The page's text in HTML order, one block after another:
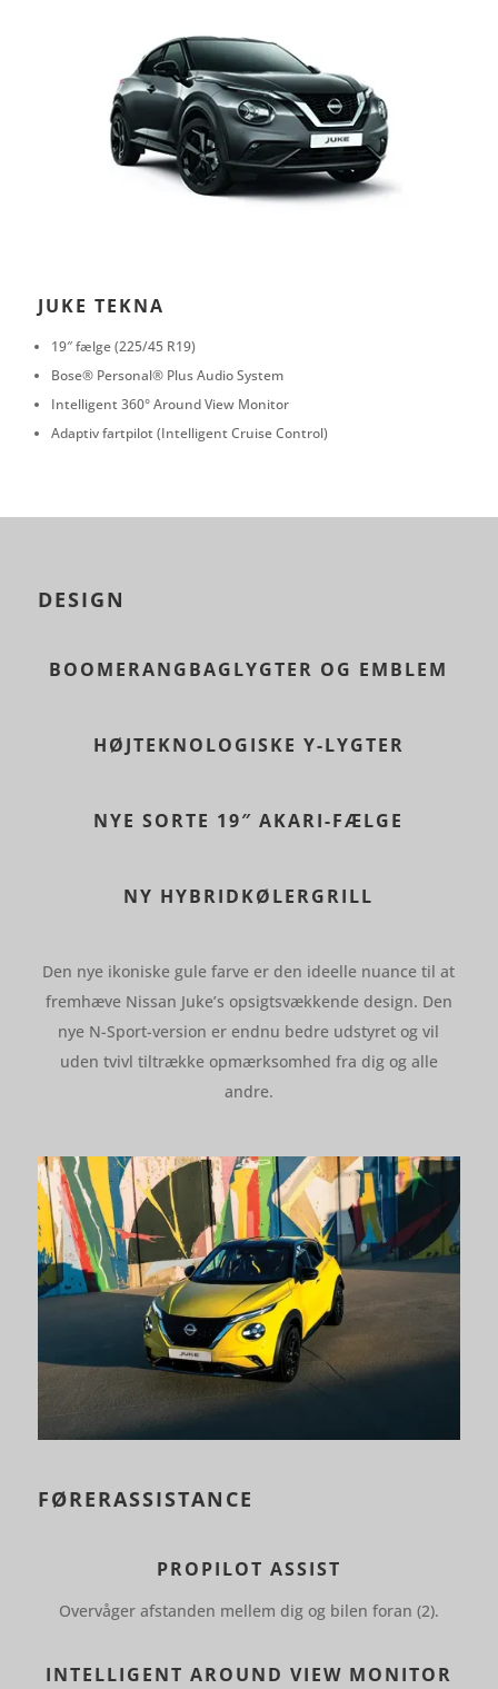
JUKE TEKNA
19″ fælge (225/45 R19)
Bose® Personal® Plus Audio System
Intelligent 360° Around View Monitor
Adaptiv fartpilot (Intelligent Cruise Control)
DESIGN
BOOMERANGBAGLYGTER OG EMBLEM
HØJTEKNOLOGISKE Y-LYGTER
NYE SORTE 19″ AKARI-FÆLGE
NY HYBRIDKØLERGRILL
Den nye ikoniske gule farve er den ideelle nuance til at
fremhæve Nissan Juke’s opsigtsvækkende design. Den
nye N-Sport-version er endnu bedre udstyret og vil
uden tvivl tiltrække opmærksomhed fra dig og alle
andre.
FØRERASSISTANCE
PROPILOT ASSIST
Overvåger afstanden mellem dig og bilen foran (2).
INTELLIGENT AROUND VIEW MONITOR